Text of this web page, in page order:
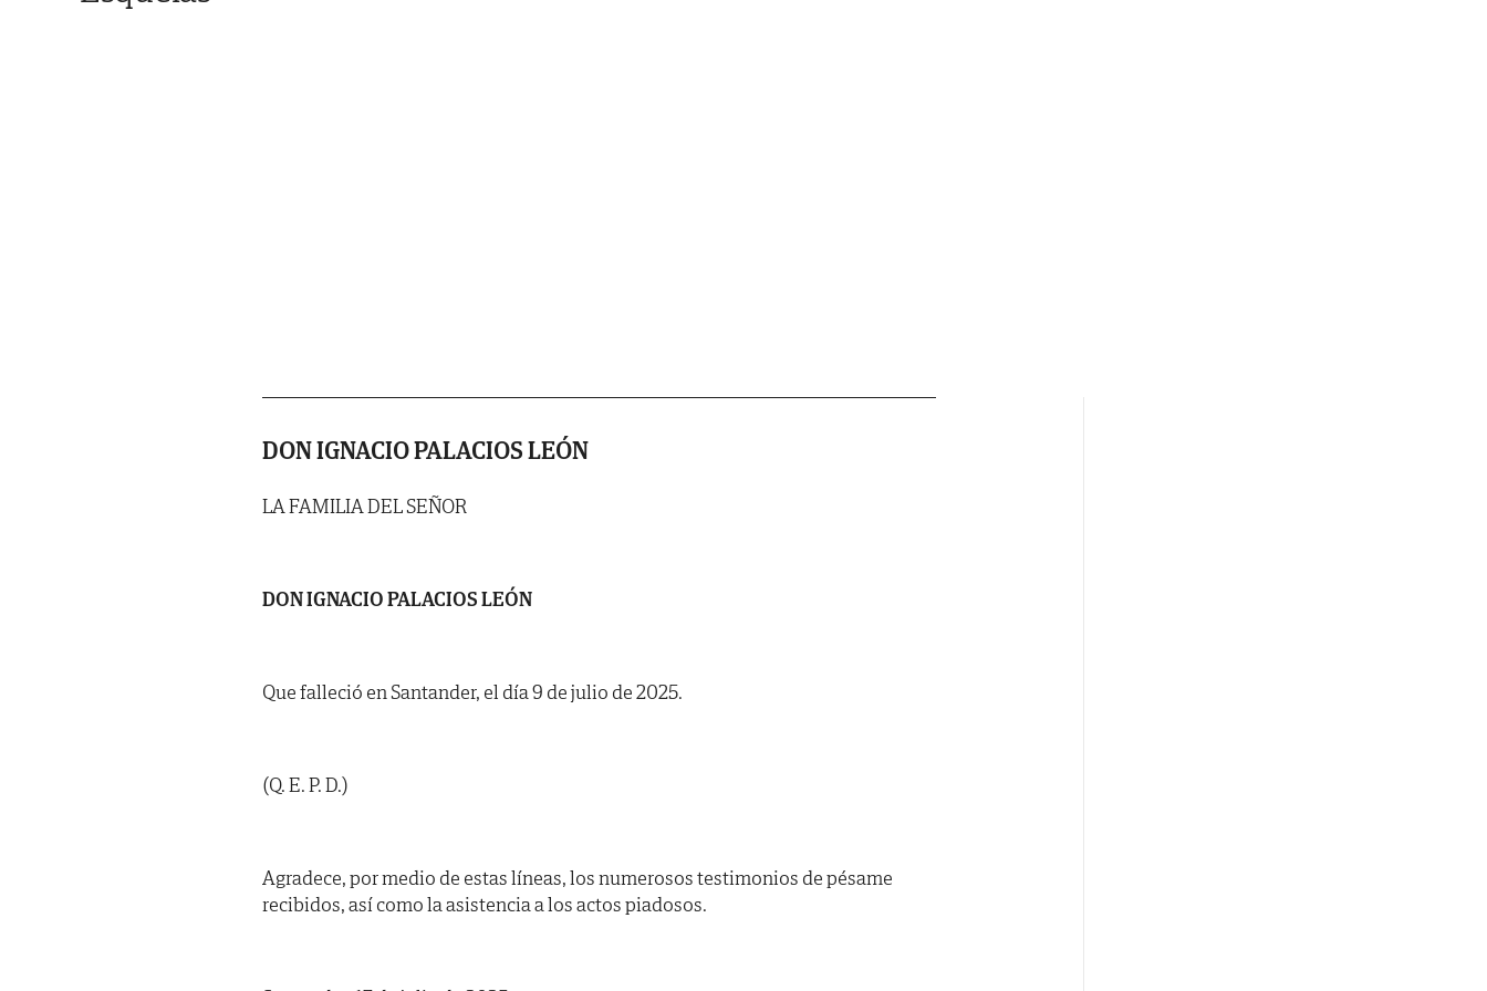
DON IGNACIO PALACIOS LEÓN
LA FAMILIA DEL SEÑOR
DON IGNACIO PALACIOS LEÓN
Que falleció en Santander, el día 9 de julio de 2025.
(Q. E. P. D.)
Agradece, por medio de estas líneas, los numerosos testimonios de pésame
recibidos, así como la asistencia a los actos piadosos.